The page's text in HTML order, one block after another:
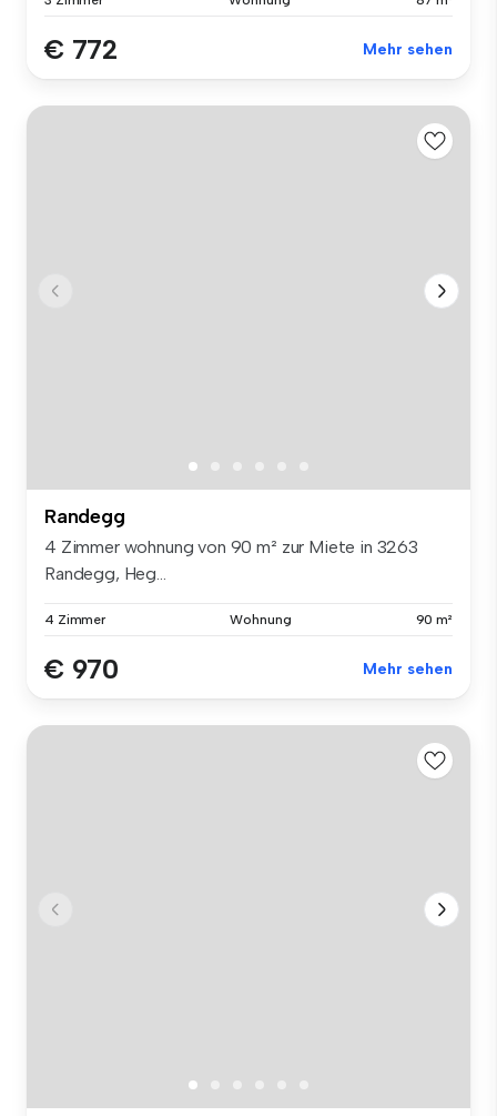
€ 772 Mehr sehen
Randegg
4 Zimmer wohnung von 90 m² zur Miete in 3263
Randegg, Heg...
4 Zimmer Wohnung 90 m²
€ 970 Mehr sehen